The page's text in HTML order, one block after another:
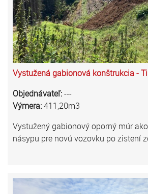
Vystužená gabionová konštrukcia -
Objednávateľ:---
Výmera:411,20m3
Vystužený gabionový oporný múr
násypu pre novú vozovku po zistení